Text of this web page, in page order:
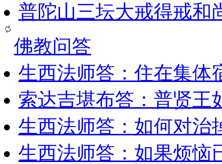
普陀山三坛大戒得戒和
佛教问答
生西法师答：住在集体
索达吉堪布答：普贤王
生西法师答：如何对治
生西法师答：如果烦恼